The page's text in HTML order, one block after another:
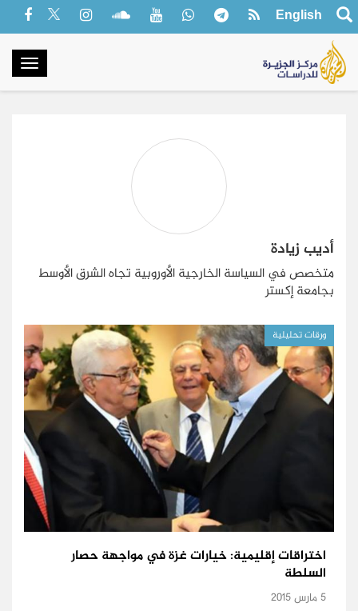
English
أديب زيادة
متخصص في السياسة الخارجية الأوروبية تجاه الشرق الأوسط
بجامعة إكستر
ورقات تحليلية
اختراقات إقليمية: خيارات غزة في مواجهة حصار
السلطة
5 مارس 2015